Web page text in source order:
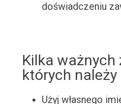
doświadczeniu
Kilka ważnych
których
Użyj własnego